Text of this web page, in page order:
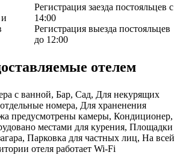
Регистрация заезда постояльцев с
14:00
Регистрация выезда постояльцев
до 12:00
отелем
с ванной, Бар, Сад, Для некурящих
отдельные номера, Для храненения
предусмотрены камеры, Кондиционер,
местами для курения, Площадки
Парковка для частных лиц, На всей
отеля работает Wi-Fi